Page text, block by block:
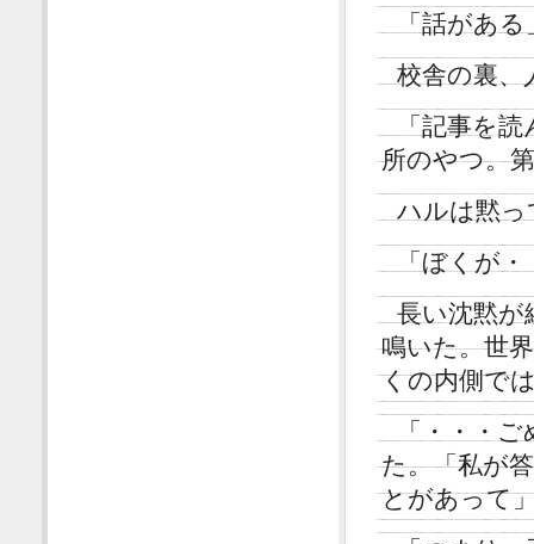
「話がある
校舎の裏、
「記事を
所のやつ。
ハルは黙っ
「ぼくが
長い沈黙が
鳴いた。世
くの内側で
「・・・
た。「私が
とがあって